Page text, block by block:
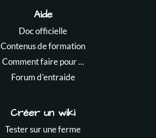
Aide
Doc officielle
Contenus de formation
Comment faire pour ...
Forum d'entraide
Créer un wiki
Tester sur une ferme